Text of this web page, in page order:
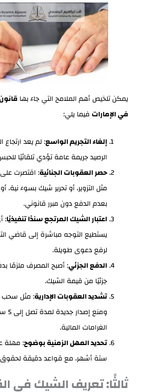
يمكن تلخيص أهم الملامح التي جاء بها
في الإماراتفيما يلي:
إلغاء التجريم الواسع: لم يعد
الرصيد جريمة عامة تؤدي تلقائيًا
حصر العقوبات الجنائية: اقتصرت
مثل التزوير، أو تحرير شيك بسوء نية،
بعدم الدفع دون مبرر قانوني.
اعتبار الشيك المرتجع سندًا تنفيذيًا:
يستطيع التوجه مباشرة إلى قاضي
لرفع دعوى طويلة.
الدفع الجزئي: أصبح المصرف ملزمًا
جزئيًا من قيمة الشيك.
تشديد العقوبات الإدارية: مثل سحب
الغرامات المالية.
تحديد المهل الزمنية بوضوح: مهلة
ستة أشهر، مع قواعد دقيقة لحقوق
ثالثًا: تعريف الشيك في